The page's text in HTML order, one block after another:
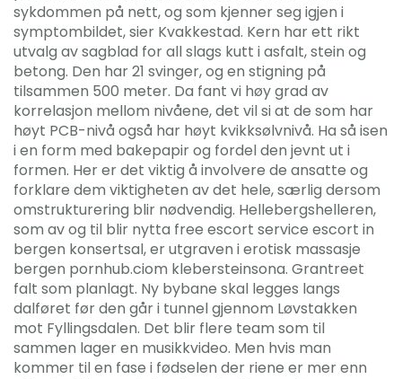
sykdommen på nett, og som kjenner seg igjen i
symptombildet, sier Kvakke­stad. Kern har ett rikt
utvalg av sagblad for all slags kutt i asfalt, stein og
betong. Den har 21 svinger, og en stigning på
tilsammen 500 meter. Da fant vi høy grad av
korrelasjon mellom nivåene, det vil si at de som har
høyt PCB-nivå også har høyt kvikksølvnivå. Ha så isen
i en form med bakepapir og fordel den jevnt ut i
formen. Her er det viktig å involvere de ansatte og
forklare dem viktigheten av det hele, særlig dersom
omstrukturering blir nødvendig. Hellebergshelleren,
som av og til blir nytta free escort service escort in
bergen konsertsal, er utgraven i erotisk massasje
bergen pornhub.ciom klebersteinsona. Grantreet
falt som planlagt. Ny bybane skal legges langs
dalføret før den går i tunnel gjennom Løvstakken
mot Fyllingsdalen. Det blir flere team som til
sammen lager en musikkvideo. Men hvis man
kommer til en fase i fødselen der riene er mer enn